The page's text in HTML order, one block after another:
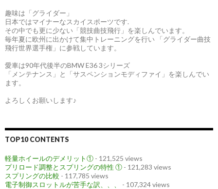
趣味は「グライダー」
日本ではマイナーなスカイスポーツです.
その中でも更に少ない「競技曲技飛行」を楽しんでいます。
毎年夏に欧州に出かけて集中トレーニングを行い 「グライダー曲技
飛行世界選手権」に参戦しています。
愛車は90年代後半のBMW E36 3シリーズ
「メンテナンス」と「サスペンションモディファイ」を楽しんでい
ます。
よろしくお願いします♪
TOP10 CONTENTS
軽量ホイールのデメリット① - 121,525 views
プリロード調整とスプリングの特性 ① - 121,283 views
スプリングの比較 - 117,785 views
電子制御スロットルが苦手な訳、、、
- 107,324 views